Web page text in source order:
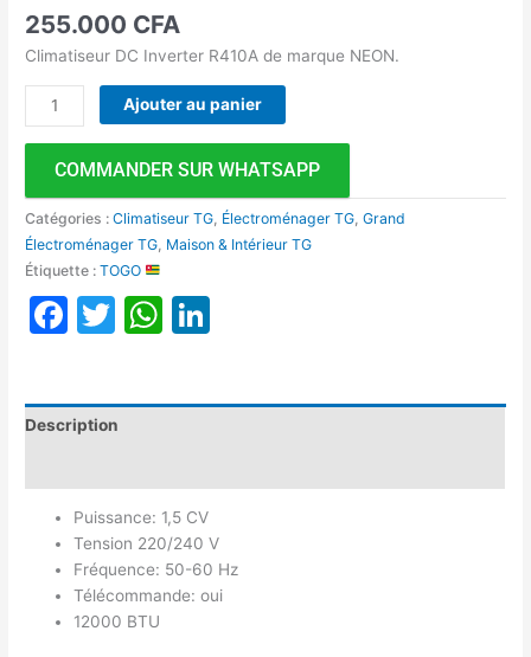
255.000 CFA
Climatiseur DC Inverter R410A de marque NEON.
Ajouter au panier
COMMANDER SUR WHATSAPP
Catégories :Climatiseur TG Électroménager TG ,Grand
Électroménager TG Maison & Intérieur TG
Étiquette :TOGO
Facebook
TwitterWhatsApp
Description
Puissance: 1,5 CV
Tension 220/240 V
Fréquence: 50-60 Hz
Télécommande: oui
12000 BTU